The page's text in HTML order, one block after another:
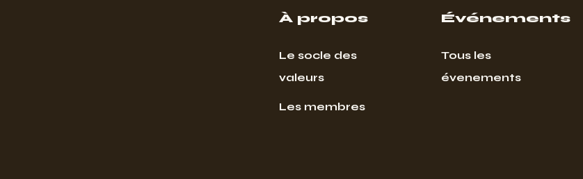
À propos
Le socle des
valeurs
Les membres
Événements
Tous les
évenements